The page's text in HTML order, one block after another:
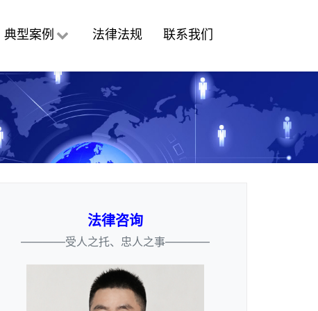
典型案例 法律法规 联系我们
法律咨询
————受人之托、忠人之事————